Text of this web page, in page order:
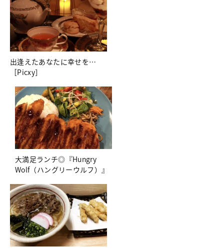
出逢えたあなたに幸せを…
［Picxy］
大満足ランチ◎『Hungry
Wolf（ハングリーウルフ）』